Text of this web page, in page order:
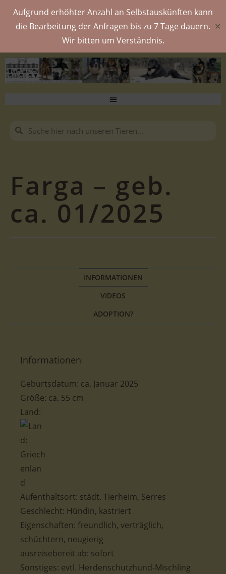
Aufgrund erhöhter Anzahl an Selbstauskünften kann
die Bearbeitung der Anfragen bis zu 7 Tage dauern.
Wir bitten um Verständnis.
✕
Farga – geb.
ca. 01/2025
INFORMATIONEN
VIDEOS
ADOPTION?
Informationen
Geburtsdatum: ca. Januar 2025
Größe: ca. 55 cm
Land:
Aufenthaltsort: städt. Tierheim, Serres
Geschlecht: Hündin, kastriert
Eigenschaften: freundlich, verträglich,
schüchtern, neugierig
ausreisebereit ab: sofort
Sonstiges: evtl. Herdenschutzhund-Mischling